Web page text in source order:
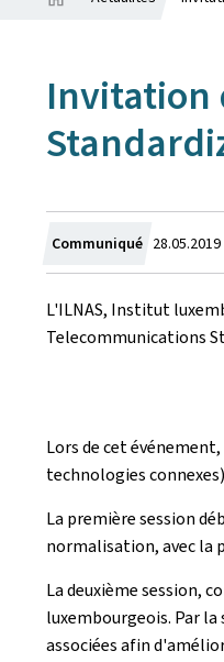
Invitation
Communiqué Crée
le
28.05.2019
L'ILNAS, Institut
Telecommunications
Lors de cet
technologies
La première session
normalisation, avec la
La deuxième session,
luxembourgeois. Par
associées afin